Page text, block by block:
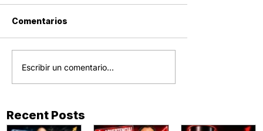
Recent Posts
Comentarios
Escribir un comentario...